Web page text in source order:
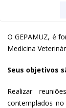
O GEPAMUZ, é
Medicina
Seus objetivos
Realizar
contemplados no